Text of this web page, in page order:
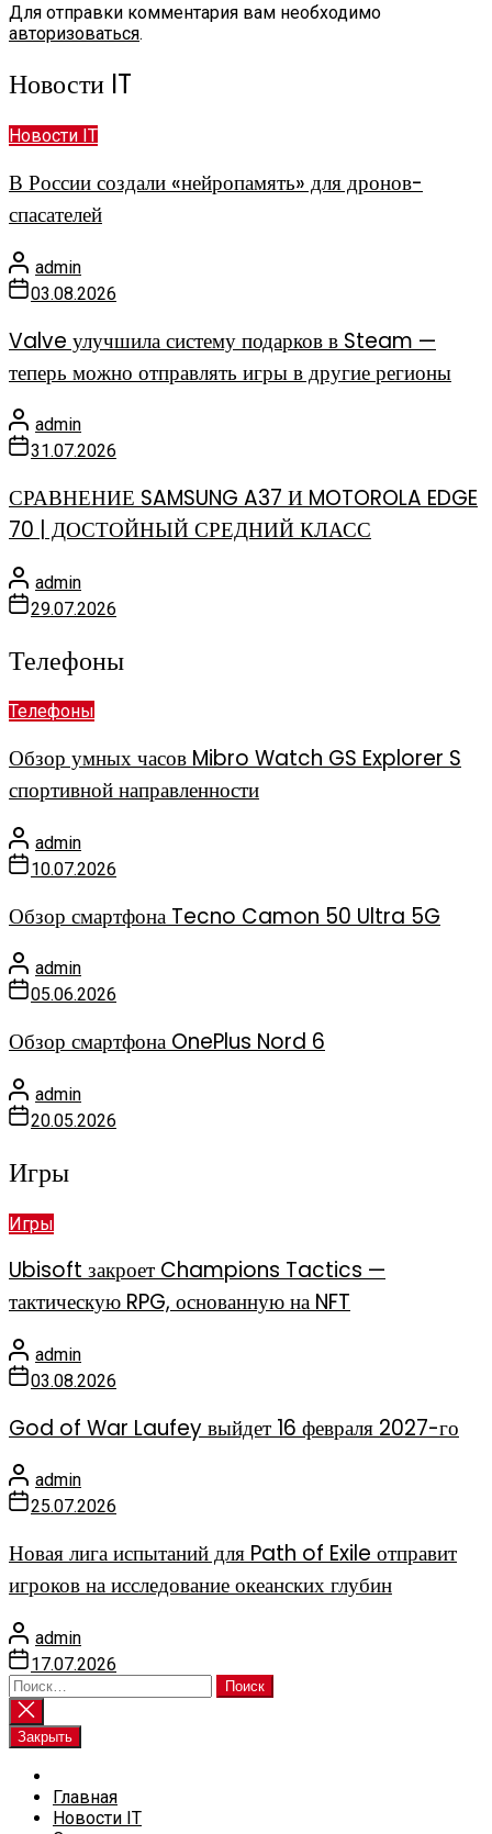
Для отправки комментария вам необходимо
авторизоваться.
Новости IT
Новости IT
В России создали «нейропамять» для дронов-
спасателей
admin
03.08.2026
Valve улучшила систему подарков в Steam —
теперь можно отправлять игры в другие регионы
admin
31.07.2026
СРАВНЕНИЕ SAMSUNG A37 И MOTOROLA EDGE
70 | ДОСТОЙНЫЙ СРЕДНИЙ КЛАСС
admin
29.07.2026
Телефоны
Телефоны
Обзор умных часов Mibro Watch GS Explorer S
спортивной направленности
admin
10.07.2026
Обзор смартфона Tecno Camon 50 Ultra 5G
admin
05.06.2026
Обзор смартфона OnePlus Nord 6
admin
20.05.2026
Игры
Игры
Ubisoft закроет Champions Tactics —
тактическую RPG, основанную на NFT
admin
03.08.2026
God of War Laufey выйдет 16 февраля 2027-го
admin
25.07.2026
Новая лига испытаний для Path of Exile отправит
игроков на исследование океанских глубин
admin
17.07.2026
Найти:
Закрыть
Главная
Новости IT